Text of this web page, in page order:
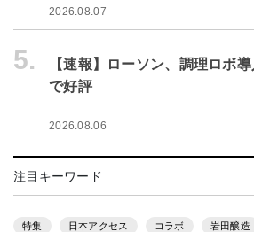
2026.08.07
5.
【速報】ローソン、調理ロボ
で好評
2026.08.06
注目キーワード
特集 日本アクセス コラボ 岩田醸造